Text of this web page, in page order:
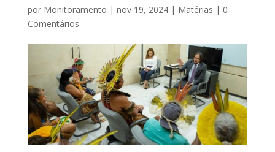
por Monitoramento | nov 19, 2024| Matérias | 0
Comentários